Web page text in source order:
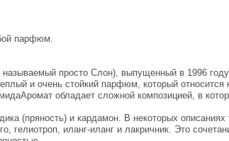
парфюм.
называемый просто Слон), выпущенный в 1996
и очень стойкий парфюм, который относится
обладает сложной композицией, в
(пряность) и кардамон. В некоторых
гелиотроп, иланг-иланг и лакричник. Это